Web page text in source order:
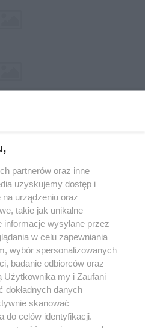
nie może być powielany i
w jakikolwiek sposób (w
na jakimkolwiek polu
z umieszczaniem w Internecie
Jakiekolwiek użycie lub
w części z naruszeniem prawa, tzn.
pod groźbą kary i może być ścigane
partnerów oraz inne
uzyskujemy dostęp i
urządzeniu oraz
takie jak unikalne
wysyłane przez
w celu zapewniania
wybór spersonalizowanych
badanie odbiorców oraz
Użytkownika my i Zaufani
dokładnych danych
skanować
do celów identyfikacji.